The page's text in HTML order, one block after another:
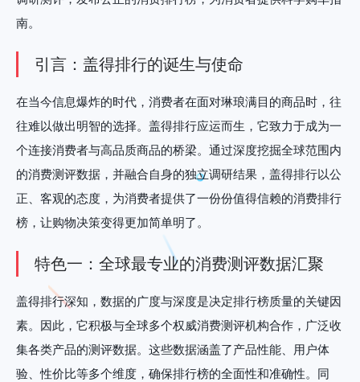
南。
引言：盖得排行的诞生与使命
在当今信息爆炸的时代，消费者在面对琳琅满目的商品时，往
往难以做出明智的选择。盖得排行应运而生，它致力于成为一
个连接消费者与高品质商品的桥梁。通过深度挖掘全球范围内
的消费测评数据，并融合自身的独立调研结果，盖得排行以公
正、客观的态度，为消费者提供了一份份值得信赖的消费排行
榜，让购物决策变得更加简单明了。
特色一：全球最专业的消费测评数据汇聚
盖得排行深知，数据的广度与深度是决定排行榜质量的关键因
素。因此，它积极与全球多个权威消费测评机构合作，广泛收
集各类产品的测评数据。这些数据涵盖了产品性能、用户体
验、性价比等多个维度，确保排行榜的全面性和准确性。同